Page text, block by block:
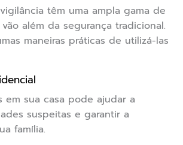
têm uma ampla gama de
além da segurança tradicional.
maneiras práticas de utilizá-las
em sua casa pode ajudar a
suspeitas e garantir a
família.